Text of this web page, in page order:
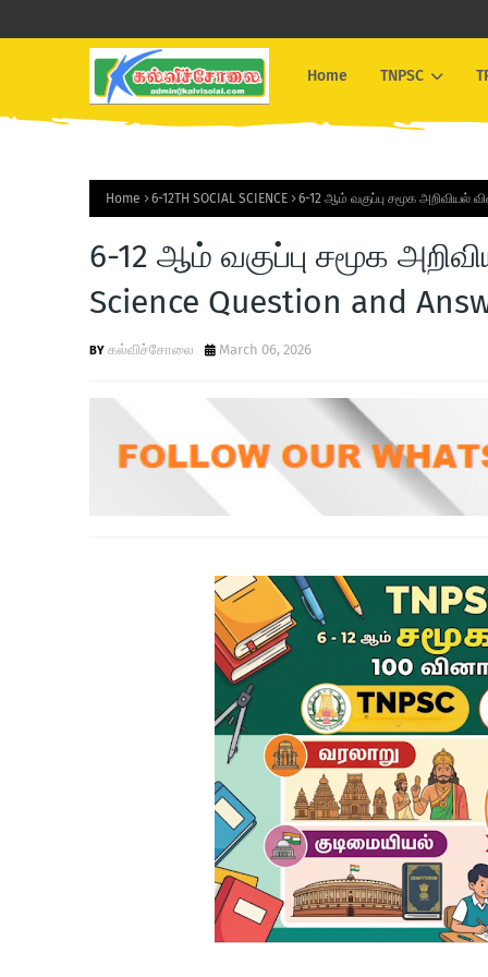
Home TNPSC
Home 6-12TH SOCIAL SCIENCE 6-12 ஆம் வகுப்பு சமூக அறிவியல்
6-12 ஆம் வகுப்பு சமூக
Science Question and
கல்விச்சோலை March 06, 2026